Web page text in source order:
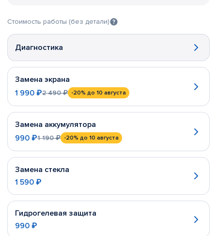
Стоимость работы (без детали)
Диагностика
Замена экрана
1 990 ₽2 490 ₽ -20% до 10 августа
Замена аккумулятора
990 ₽1 190 ₽ -20% до 10 августа
Замена стекла
1 590 ₽
Гидрогелевая защита
990 ₽